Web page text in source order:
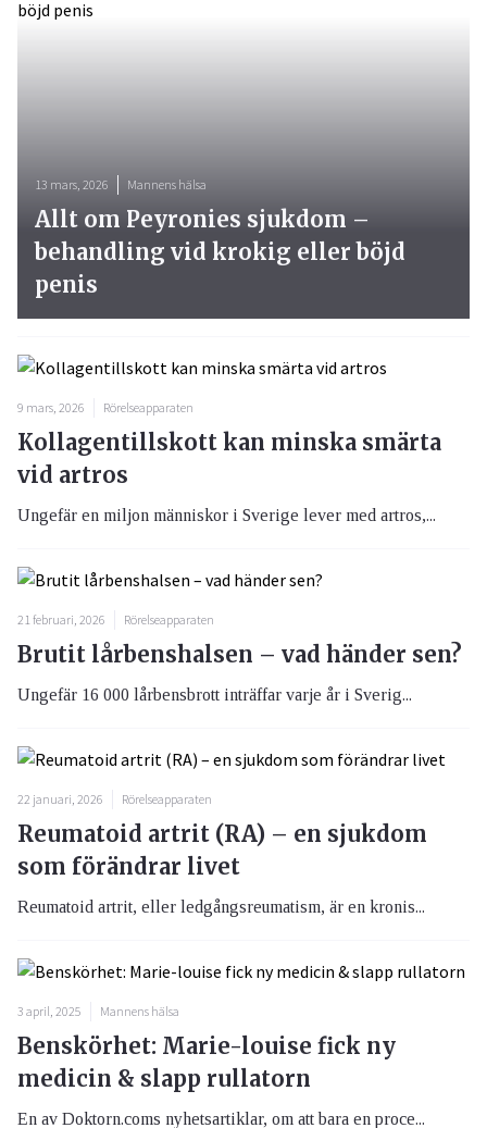
13 mars, 2026 Mannens hälsa
Allt om Peyronies sjukdom –
behandling vid krokig eller böjd
penis
9 mars, 2026 Rörelseapparaten
Kollagentillskott kan minska smärta
vid artros
Ungefär en miljon människor i Sverige lever med artros,...
21 februari, 2026 Rörelseapparaten
Brutit lårbenshalsen – vad händer sen?
Ungefär 16 000 lårbensbrott inträffar varje år i Sverig...
22 januari, 2026 Rörelseapparaten
Reumatoid artrit (RA) – en sjukdom
som förändrar livet
Reumatoid artrit, eller ledgångsreumatism, är en kronis...
3 april, 2025 Mannens hälsa
Benskörhet: Marie-louise fick ny
medicin & slapp rullatorn
En av Doktorn.coms nyhetsartiklar, om att bara en proce...